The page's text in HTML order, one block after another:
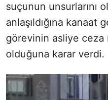
suçunun unsurlarını
anlaşıldığına kanaat
görevinin asliye ceza
olduğuna karar verdi.